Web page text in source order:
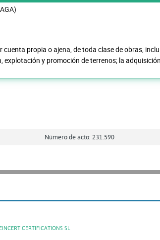
propia o ajena, de toda clase de obras,
explotación y promoción de terrenos; la
Número de acto: 231.590
CERTIFICATIONS SL